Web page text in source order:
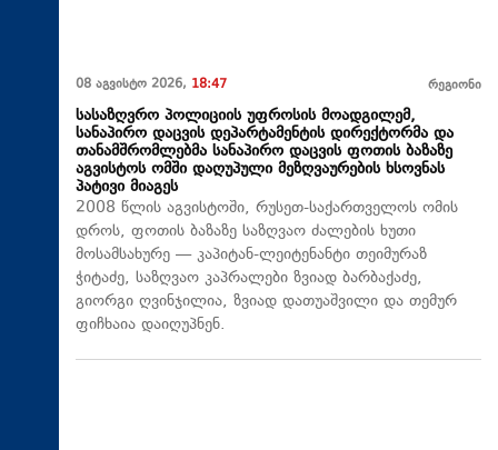
08 აგვისტო 2026, 18:47 რეგიონი
სასაზღვრო პოლიციის უფროსის მოადგილემ,
სანაპირო დაცვის დეპარტამენტის დირექტორმა და
თანამშრომლებმა სანაპირო დაცვის ფოთის ბაზაზე
აგვისტოს ომში დაღუპული მეზღვაურების ხსოვნას
პატივი მიაგეს
2008 წლის აგვისტოში, რუსეთ-საქართველოს ომის
დროს, ფოთის ბაზაზე საზღვაო ძალების ხუთი
მოსამსახურე — კაპიტან-ლეიტენანტი თეიმურაზ
ჭიტაძე, საზღვაო კაპრალები ზვიად ბარბაქაძე,
გიორგი ღვინჯილია, ზვიად დათუაშვილი და თემურ
ფიჩხაია დაიღუპნენ.